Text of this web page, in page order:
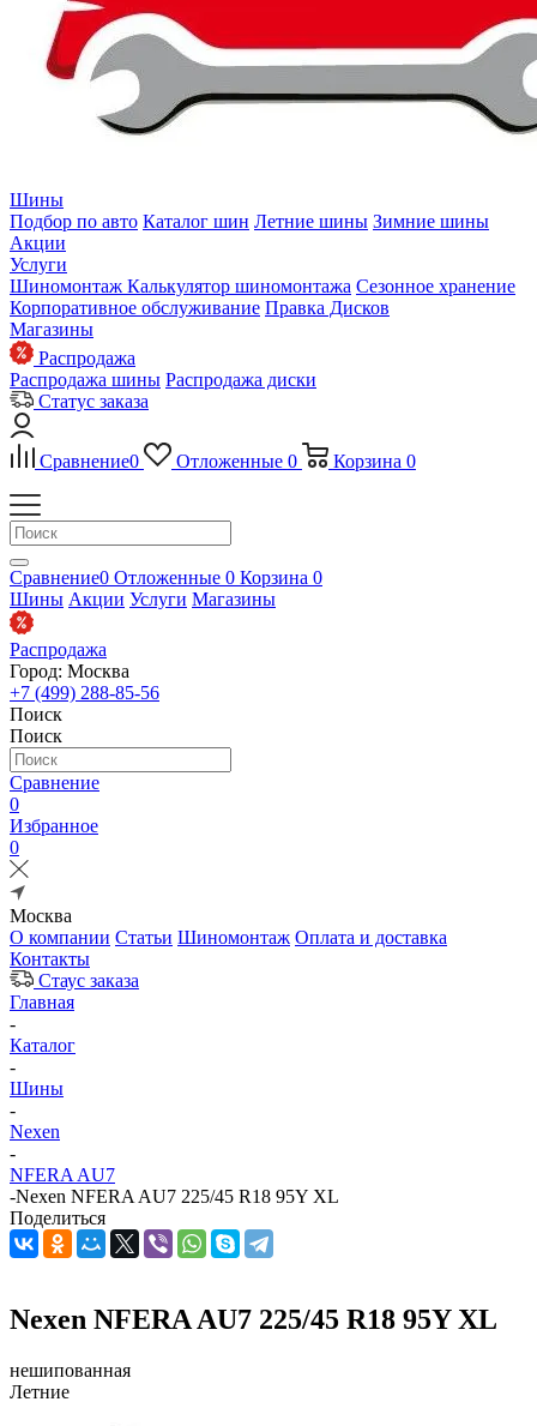
Шины
Подбор по авто Каталог шин Летние шины Зимние шины
Акции
Услуги
Шиномонтаж Калькулятор шиномонтажа Сезонное хранение
Корпоративное обслуживание Правка Дисков
Магазины
Распродажа
Распродажа шины Распродажа диски
Статус заказа
Сравнение0 Отложенные 0 Корзина 0
Сравнение0 Отложенные 0 Корзина 0
Шины Акции Услуги Магазины
Распродажа
Город: Москва
+7 (499) 288-85-56
Поиск
Поиск
Сравнение
0
Избранное
0
Москва
О компании Статьи Шиномонтаж Оплата и доставка
Контакты
Стаус заказа
Главная
-
Каталог
-
Шины
-
Nexen
-
NFERA AU7
-Nexen NFERA AU7 225/45 R18 95Y XL
Поделиться
Nexen NFERA AU7 225/45 R18 95Y XL
нешипованная
Летние